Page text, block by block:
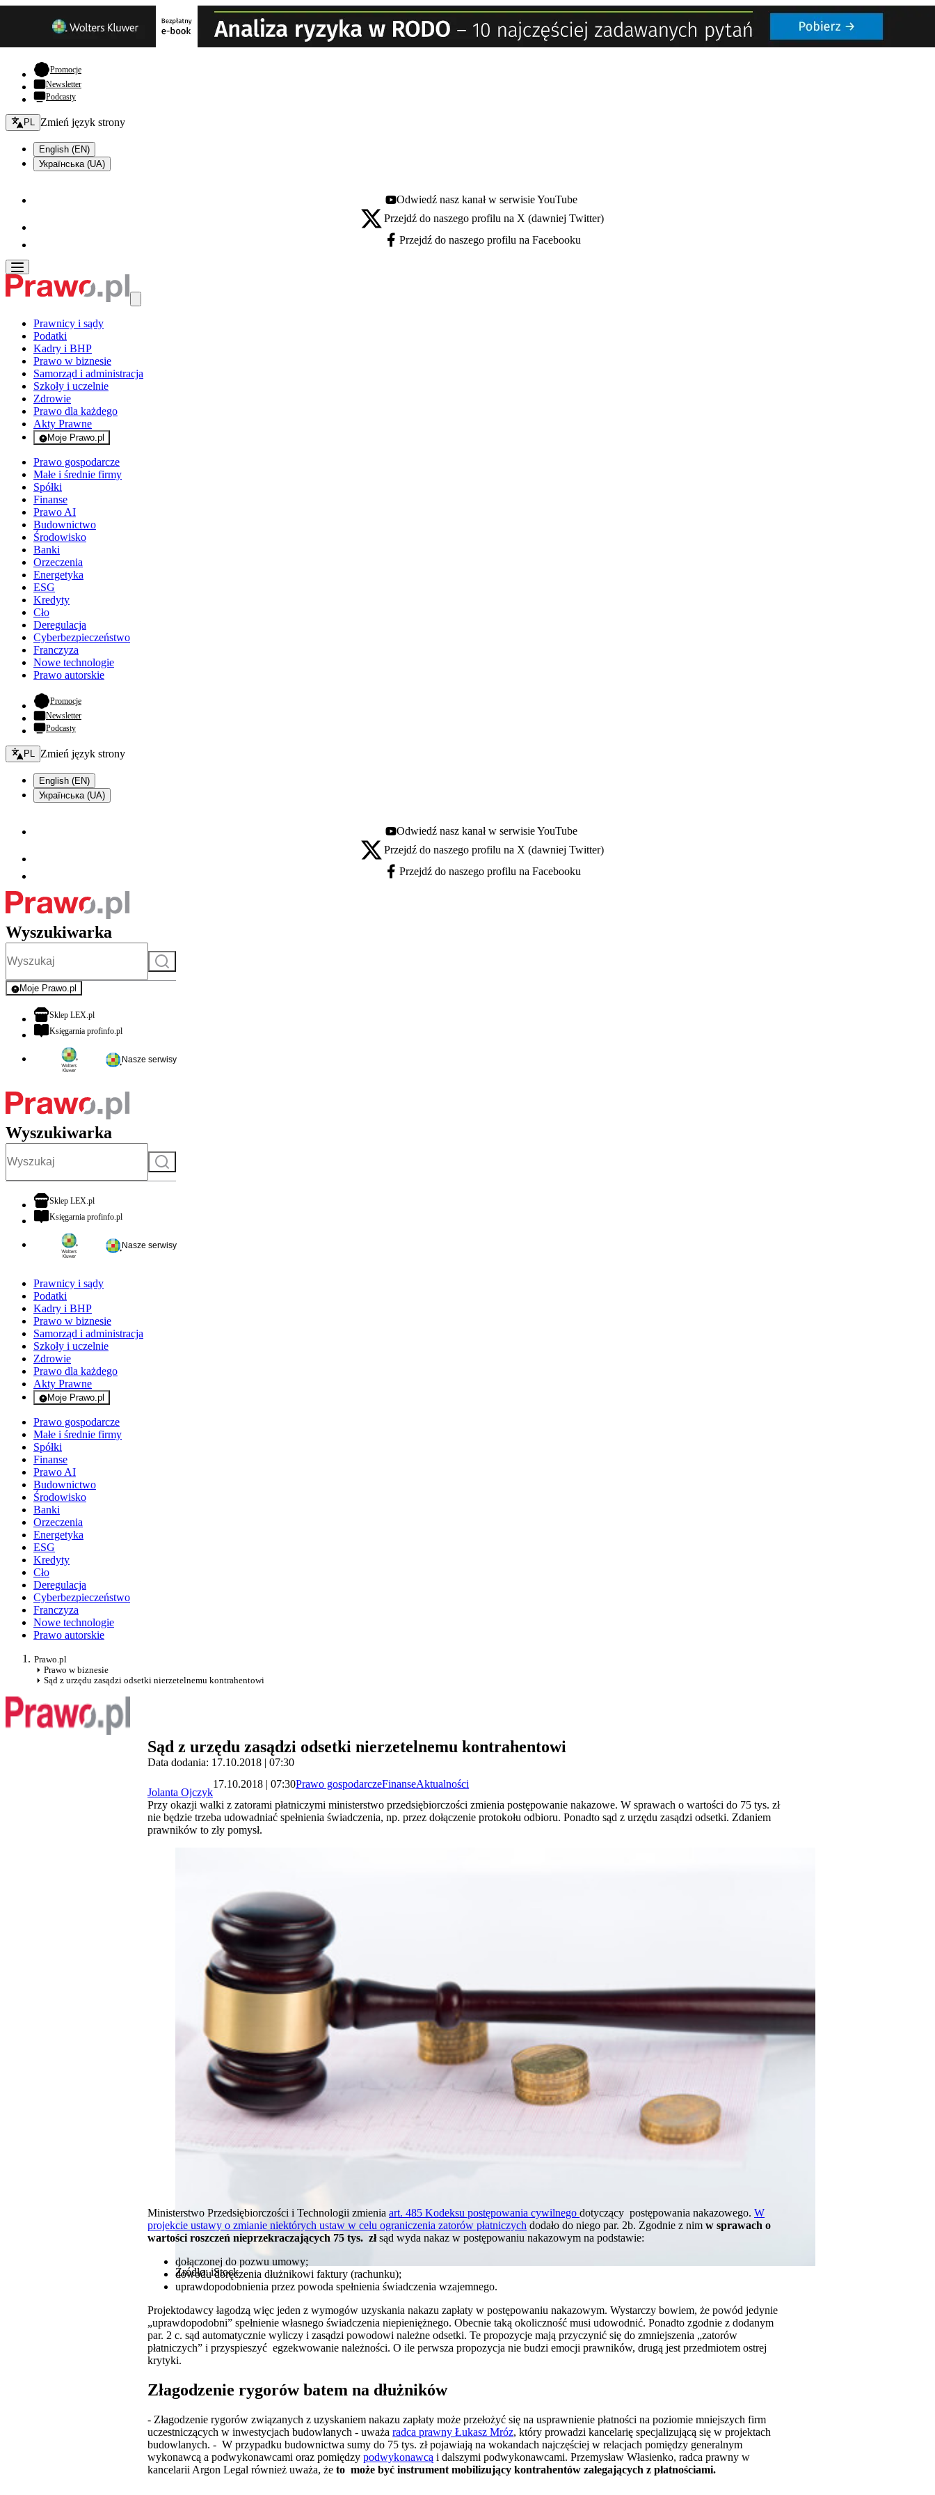
Promocje- otwiera się w nowej karcie
Newsletter
Podcasty
Zmień język - bieżący:
PL Zmień język strony
English (EN)
Українська (UA)
Youtube - otwiera się w nowej karcie
Odwiedź nasz kanał w serwisie YouTube
X - otwiera się w nowej karcie
Przejdź do naszego profilu na X (dawniej Twitter)
Facebook - otwiera się w nowej karcie
Przejdź do naszego profilu na Facebooku
Prawnicy i sądy
Podatki
Kadry i BHP
Prawo w biznesie
Samorząd i administracja
Szkoły i uczelnie
Zdrowie
Prawo dla każdego
Akty Prawne
Moje Prawo.pl
- rejestracja i logowanie do serwisu
Prawo gospodarcze
Małe i średnie firmy
Spółki
Finanse
Prawo AI
Budownictwo
Środowisko
Banki
Orzeczenia
Energetyka
ESG
Kredyty
Cło
Deregulacja
Cyberbezpieczeństwo
Franczyza
Nowe technologie
Prawo autorskie
Promocje- otwiera się w nowej karcie
Newsletter
Podcasty
Zmień język - bieżący:
PL Zmień język strony
English (EN)
Українська (UA)
Youtube - otwiera się w nowej karcie
Odwiedź nasz kanał w serwisie YouTube
X - otwiera się w nowej karcie
Przejdź do naszego profilu na X (dawniej Twitter)
Facebook - otwiera się w nowej karcie
Przejdź do naszego profilu na Facebooku
Wyszukiwarka
Szukaj
Moje Prawo.pl
- rejestracja i logowanie do serwisu
Sklep LEX.plotwiera się w nowej karcie
Księgarnia profinfo.plotwiera się w nowej karcie
Nasze serwisy
Wyszukiwarka
Szukaj
Sklep LEX.plotwiera się w nowej karcie
Księgarnia profinfo.plotwiera się w nowej karcie
Nasze serwisy
Prawnicy i sądy
Podatki
Kadry i BHP
Prawo w biznesie
Samorząd i administracja
Szkoły i uczelnie
Zdrowie
Prawo dla każdego
Akty Prawne
Moje Prawo.pl
- rejestracja i logowanie do serwisu
Prawo gospodarcze
Małe i średnie firmy
Spółki
Finanse
Prawo AI
Budownictwo
Środowisko
Banki
Orzeczenia
Energetyka
ESG
Kredyty
Cło
Deregulacja
Cyberbezpieczeństwo
Franczyza
Nowe technologie
Prawo autorskie
Prawo.pl
Prawo w biznesie
Sąd z urzędu zasądzi odsetki nierzetelnemu kontrahentowi
Sąd z urzędu zasądzi odsetki nierzetelnemu kontrahentowi
Data dodania: 17.10.2018 | 07:30
Jolanta Ojczyk
17.10.2018 | 07:30Prawo gospodarczeFinanseAktualności
Przy okazji walki z zatorami płatniczymi ministerstwo przedsiębiorczości zmienia postępowanie nakazowe. W sprawach o wartości do 75 tys. zł
nie będzie trzeba udowadniać spełnienia świadczenia, np. przez dołączenie protokołu odbioru. Ponadto sąd z urzędu zasądzi odsetki. Zdaniem
prawników to zły pomysł.
Źródło: iStock
Ministerstwo Przedsiębiorczości i Technologii zmienia art. 485 Kodeksu postępowania cywilnego dotyczący postępowania nakazowego. W
projekcie ustawy o zmianie niektórych ustaw w celu ograniczenia zatorów płatniczych dodało do niego par. 2b. Zgodnie z nim w sprawach o
wartości roszczeń nieprzekraczających 75 tys. złsąd wyda nakaz w postępowaniu nakazowym na podstawie:
dołączonej do pozwu umowy;
dowodu doręczenia dłużnikowi faktury (rachunku);
uprawdopodobnienia przez powoda spełnienia świadczenia wzajemnego.
Projektodawcy łagodzą więc jeden z wymogów uzyskania nakazu zapłaty w postępowaniu nakazowym. Wystarczy bowiem, że powód jedynie
„uprawdopodobni” spełnienie własnego świadczenia niepieniężnego. Obecnie taką okoliczność musi udowodnić. Ponadto zgodnie z dodanym
par. 2 c. sąd automatycznie wyliczy i zasądzi powodowi należne odsetki. Te propozycje mają przyczynić się do zmniejszenia „zatorów
płatniczych” i przyspieszyć egzekwowanie należności. O ile perwsza propozycja nie budzi emocji prawników, drugą jest przedmiotem ostrej
krytyki.
Złagodzenie rygorów batem na dłużników
- Złagodzenie rygorów związanych z uzyskaniem nakazu zapłaty może przełożyć się na usprawnienie płatności na poziomie mniejszych firm
uczestniczących w inwestycjach budowlanych - uważa radca prawny Łukasz Mróz, który prowadzi kancelarię specjalizującą się w projektach
budowlanych. - W przypadku budownictwa sumy do 75 tys. zł pojawiają na wokandach najczęściej w relacjach pomiędzy generalnym
wykonawcą a podwykonawcami oraz pomiędzy podwykonawcą i dalszymi podwykonawcami. Przemysław Własienko, radca prawny w
kancelarii Argon Legal również uważa, że to może być instrument mobilizujący kontrahentów zalegających z płatnościami.